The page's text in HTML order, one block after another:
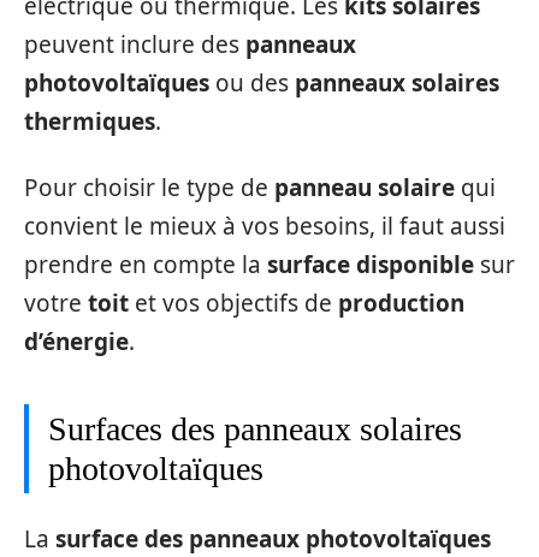
peuvent inclure des panneaux
photovoltaïques ou des panneaux solaires
thermiques.
Pour choisir le type de panneau solaire qui
convient le mieux à vos besoins, il faut aussi
prendre en compte la surface disponible sur
votre toit et vos objectifs de production
d’énergie.
Surfaces des panneaux solaires
photovoltaïques
La surface des panneaux photovoltaïques